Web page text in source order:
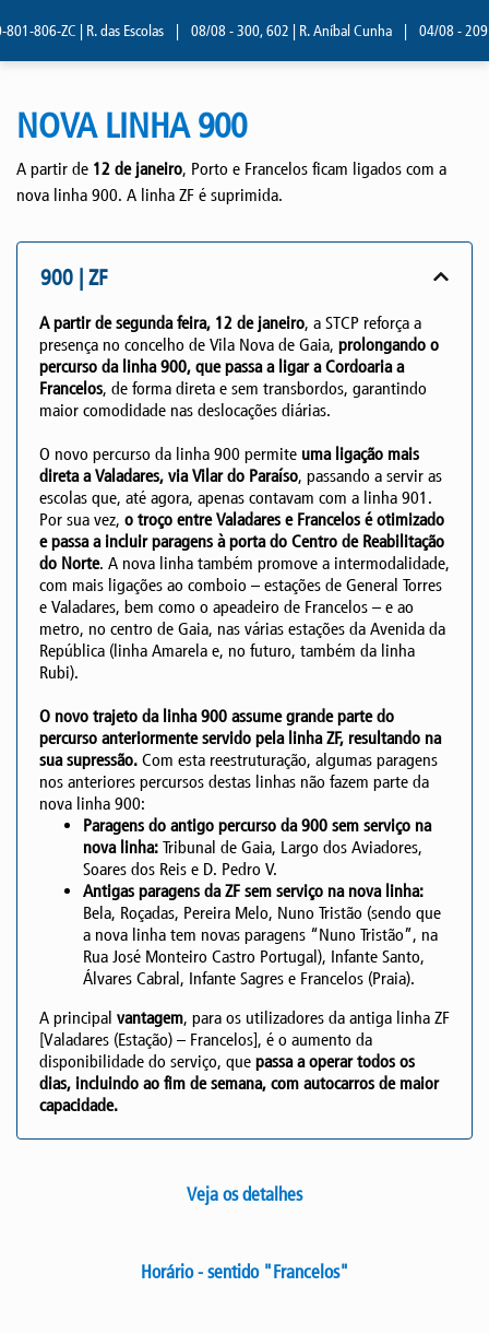
806-ZC | R. das Escolas 08/08 - 300, 602 | R. Aníbal Cunha 04/08 - 209
NOVA LINHA 900
A partir de 12 de janeiro, Porto e Francelos ficam ligados com a
nova linha 900. A linha ZF é suprimida.
900 | ZF
A partir de segunda feira, 12 de janeiro, a STCP reforça a
presença no concelho de Vila Nova de Gaia, prolongando o
percurso da linha 900, que passa a ligar a Cordoaria a
Francelos, de forma direta e sem transbordos, garantindo
maior comodidade nas deslocações diárias.
O novo percurso da linha 900 permite uma ligação mais
direta a Valadares, via Vilar do Paraíso, passando a servir as
escolas que, até agora, apenas contavam com a linha 901.
Por sua vez, o troço entre Valadares e Francelos é otimizado
e passa a incluir paragens à porta do Centro de Reabilitação
do Norte. A nova linha também promove a intermodalidade,
com mais ligações ao comboio – estações de General Torres
e Valadares, bem como o apeadeiro de Francelos – e ao
metro, no centro de Gaia, nas várias estações da Avenida da
República (linha Amarela e, no futuro, também da linha
Rubi).
O novo trajeto da linha 900 assume grande parte do
percurso anteriormente servido pela linha ZF, resultando na
sua supressão. Com esta reestruturação, algumas paragens
nos anteriores percursos destas linhas não fazem parte da
nova linha 900:
Paragens do antigo percurso da 900 sem serviço na
nova linha: Tribunal de Gaia, Largo dos Aviadores,
Soares dos Reis e D. Pedro V.
Antigas paragens da ZF sem serviço na nova linha:
Bela, Roçadas, Pereira Melo, Nuno Tristão (sendo que
a nova linha tem novas paragens “Nuno Tristão”, na
Rua José Monteiro Castro Portugal), Infante Santo,
Álvares Cabral, Infante Sagres e Francelos (Praia).
A principal vantagem, para os utilizadores da antiga linha ZF
[Valadares (Estação) – Francelos], é o aumento da
disponibilidade do serviço, que passa a operar todos os
dias, incluindo ao fim de semana, com autocarros de maior
capacidade.
Veja os detalhes
Horário - sentido "Francelos"